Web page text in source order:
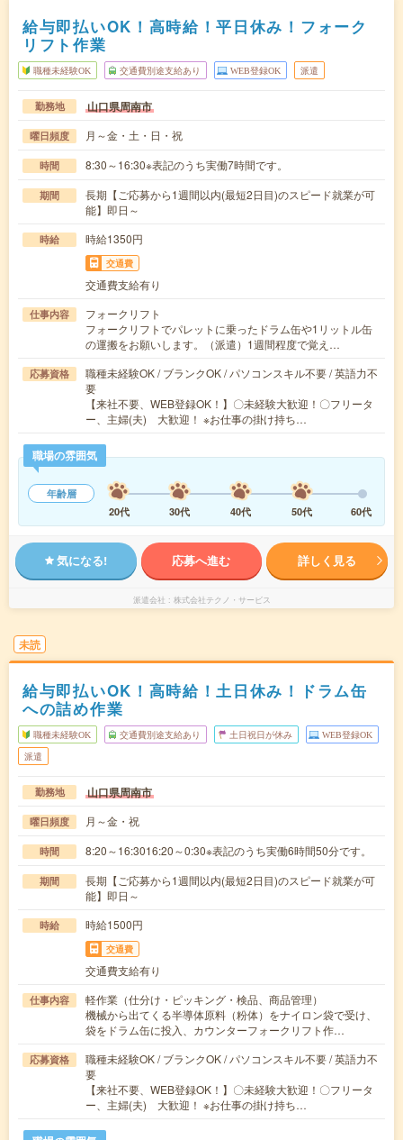
給与即払いOK！高時給！平日休み！フォーク
リフト作業
職種未経験OK 交通費別途支給あり WEB登録OK 派遣
勤務地 山口県周南市
曜日頻度 月～金・土・日・祝
時間 8:30～16:30※表記のうち実働7時間です。
期間
長期【ご応募から1週間以内(最短2日目)のスピード就業が可
能】即日～
時給 時給1350円
交通費
交通費支給有り
仕事内容
フォークリフト
フォークリフトでパレットに乗ったドラム缶や1リットル缶
の運搬をお願いします。（派遣）1週間程度で覚え…
応募資格
職種未経験OK / ブランクOK / パソコンスキル不要 / 英語力不
要
【来社不要、WEB登録OK！】〇未経験大歓迎！〇フリータ
ー、主婦(夫) 大歓迎！ ※お仕事の掛け持ち…
職場の雰囲気
年齢層
20代
30代 40代 50代 60代
気になる! 応募へ進む 詳しく見る
派遣会社 株式会社テクノ・サービス
未読
給与即払いOK！高時給！土日休み！ドラム缶
への詰め作業
職種未経験OK 交通費別途支給あり 土日祝日が休み WEB登録OK
派遣
勤務地 山口県周南市
曜日頻度 月～金・祝
時間 8:20～16:3016:20～0:30※表記のうち実働6時間50分です。
期間
長期【ご応募から1週間以内(最短2日目)のスピード就業が可
能】即日～
時給 時給1500円
交通費
交通費支給有り
仕事内容
軽作業（仕分け・ピッキング・検品、商品管理）
機械から出てくる半導体原料（粉体）をナイロン袋で受け、
袋をドラム缶に投入、カウンターフォークリフト作…
応募資格
職種未経験OK / ブランクOK / パソコンスキル不要 / 英語力不
要
【来社不要、WEB登録OK！】〇未経験大歓迎！〇フリータ
ー、主婦(夫) 大歓迎！ ※お仕事の掛け持ち…